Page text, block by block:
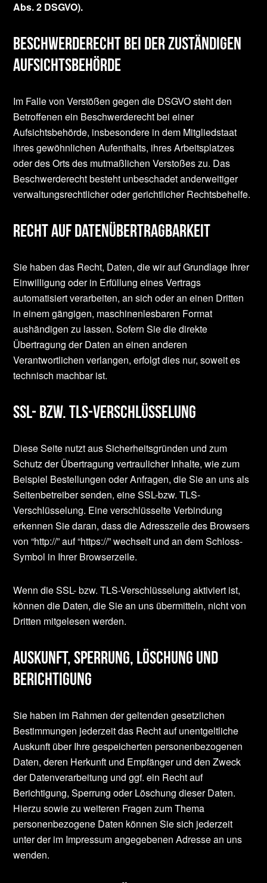
Abs. 2 DSGVO).
Beschwerderecht bei der zuständigen
Aufsichtsbehörde
Im Falle von Verstößen gegen die DSGVO steht den
Betroffenen ein Beschwerderecht bei einer
Aufsichtsbehörde, insbesondere in dem Mitgliedstaat
ihres gewöhnlichen Aufenthalts, ihres Arbeitsplatzes
oder des Orts des mutmaßlichen Verstoßes zu. Das
Beschwerderecht besteht unbeschadet anderweitiger
verwaltungsrechtlicher oder gerichtlicher Rechtsbehelfe.
Recht auf Datenübertragbarkeit
Sie haben das Recht, Daten, die wir auf Grundlage Ihrer
Einwilligung oder in Erfüllung eines Vertrags
automatisiert verarbeiten, an sich oder an einen Dritten
in einem gängigen, maschinenlesbaren Format
aushändigen zu lassen. Sofern Sie die direkte
Übertragung der Daten an einen anderen
Verantwortlichen verlangen, erfolgt dies nur, soweit es
technisch machbar ist.
SSL- bzw. TLS-Verschlüsselung
Diese Seite nutzt aus Sicherheitsgründen und zum
Schutz der Übertragung vertraulicher Inhalte, wie zum
Beispiel Bestellungen oder Anfragen, die Sie an uns als
Seitenbetreiber senden, eine SSL-bzw. TLS-
Verschlüsselung. Eine verschlüsselte Verbindung
erkennen Sie daran, dass die Adresszeile des Browsers
von “http://” auf “https://” wechselt und an dem Schloss-
Symbol in Ihrer Browserzeile.
Wenn die SSL- bzw. TLS-Verschlüsselung aktiviert ist,
können die Daten, die Sie an uns übermitteln, nicht von
Dritten mitgelesen werden.
Auskunft, Sperrung, Löschung und
Berichtigung
Sie haben im Rahmen der geltenden gesetzlichen
Bestimmungen jederzeit das Recht auf unentgeltliche
Auskunft über Ihre gespeicherten personenbezogenen
Daten, deren Herkunft und Empfänger und den Zweck
der Datenverarbeitung und ggf. ein Recht auf
Berichtigung, Sperrung oder Löschung dieser Daten.
Hierzu sowie zu weiteren Fragen zum Thema
personenbezogene Daten können Sie sich jederzeit
unter der im Impressum angegebenen Adresse an uns
wenden.